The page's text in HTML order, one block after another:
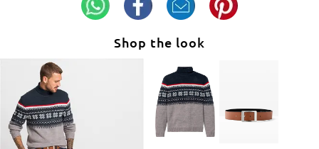
Shop the look